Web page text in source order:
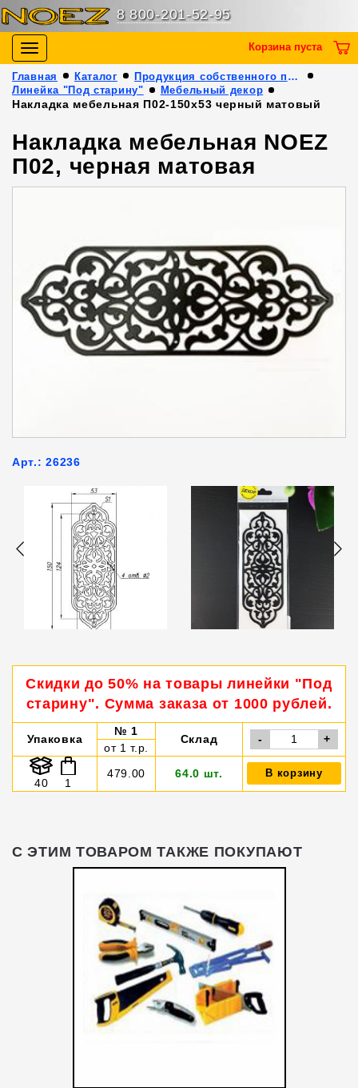
8 800-201-52-95
Toggle
navigation
Корзина пуста
Главная Каталог
Продукция собственного производства
Линейка "Под старину"
Мебельный декор
Накладка мебельная П02-150х53 черный матовый
Накладка мебельная NOEZ
П02, черная матовая
Арт.: 26236
Скидки до 50% на товары линейки "Под
старину". Сумма заказа от 1000 рублей.
Упаковка
№ 1
Склад - +
от 1 т.р.
40 1
479.00 64.0 шт. В корзину
С ЭТИМ ТОВАРОМ ТАКЖЕ ПОКУПАЮТ